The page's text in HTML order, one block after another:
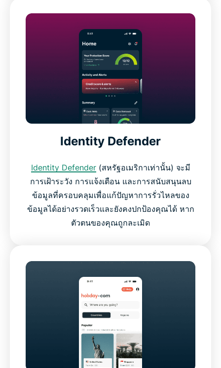
Identity Defender
Identity Defender(สหรัฐอเมริกาเท่านั้น) จะมี
การเฝ้าระวัง การแจ้งเตือน และการสนับสนุนลบ
ข้อมูลที่ครอบคลุมเพื่อแก้ปัญหาการรั่วไหลของ
ข้อมูลได้อย่างรวดเร็วและยังคงปกป้องคุณได้ หาก
ตัวตนของคุณถูกละเมิด